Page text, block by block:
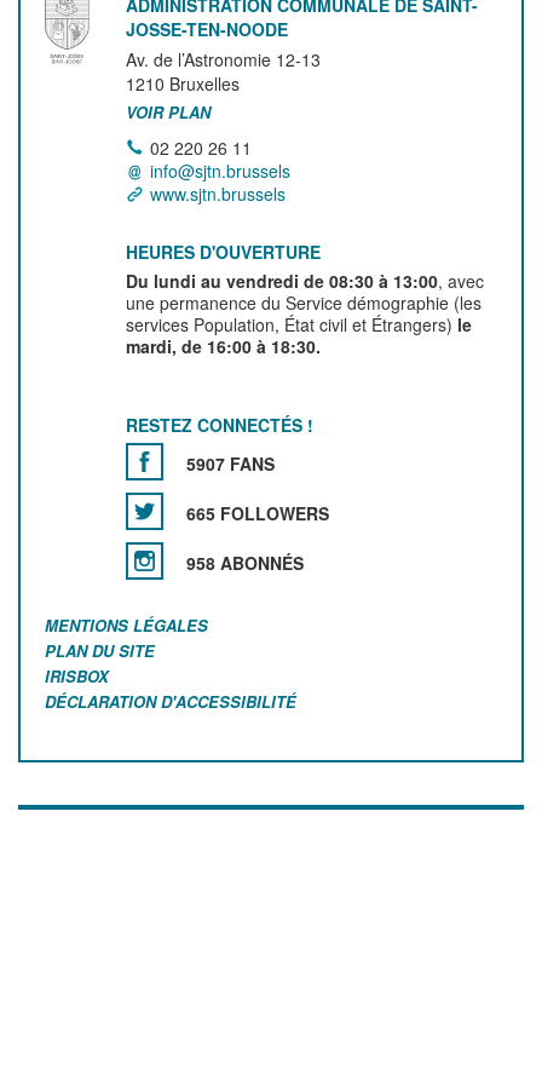
ADMINISTRATION COMMUNALE DE SAINT-
JOSSE-TEN-NOODE
Av. de l’Astronomie 12-13
1210 Bruxelles
VOIR PLAN
02 220 26 11
info@sjtn.brussels
www.sjtn.brussels
HEURES D'OUVERTURE
Du lundi au vendredi de 08:30 à 13:00, avec
une permanence du Service démographie (les
services Population, État civil et Étrangers) le
mardi, de 16:00 à 18:30.
RESTEZ CONNECTÉS !
5907 FANS
665 FOLLOWERS
958 ABONNÉS
MENTIONS LÉGALES
PLAN DU SITE
IRISBOX
DÉCLARATION D'ACCESSIBILITÉ